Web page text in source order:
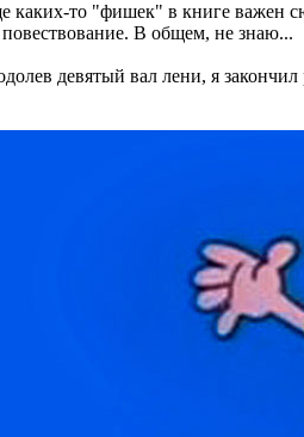
каких-то "фишек" в книге
В общем, не знаю...
девятый вал лени, я